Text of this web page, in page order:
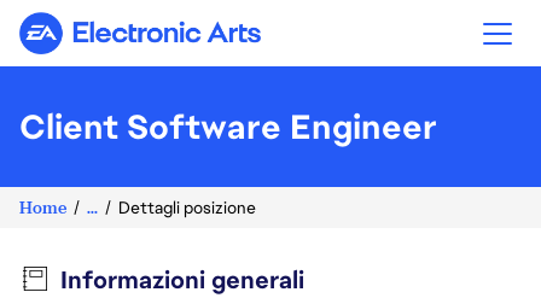
Electronic Arts
Client Software Engineer
Home ... Dettagli posizione
Informazioni generali